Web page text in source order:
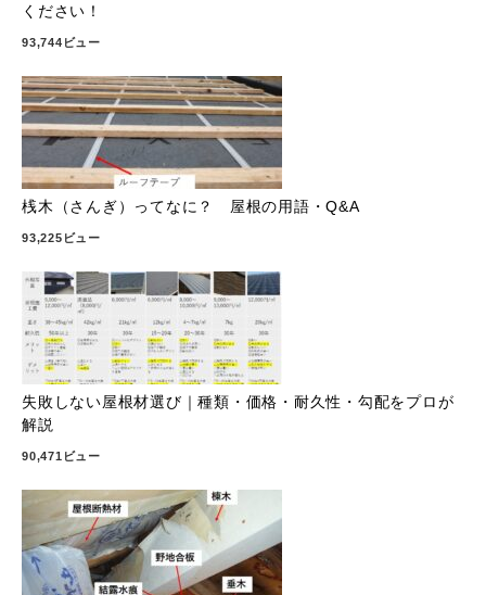
ください！
93,744ビュー
桟木（さんぎ）ってなに？ 屋根の用語・Q&A
93,225ビュー
失敗しない屋根材選び｜種類・価格・耐久性・勾配をプロが
解説
90,471ビュー